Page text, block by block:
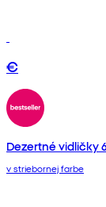
€
Dezertné vidličky
v striebornej farbe